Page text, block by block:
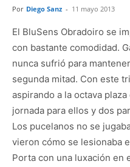
Por Diego Sanz - 11 mayo 2013
El BluSens Obradoiro se
con bastante comodidad.
nunca sufrió para
segunda mitad. Con este
aspirando a la octava
jornada para ellos y dos
Los pucelanos no se
vieron cómo se lesionaba
Porta con una luxación en